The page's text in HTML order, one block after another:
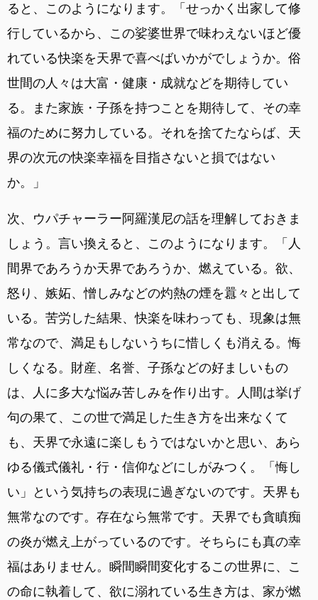
ると、このようになります。「せっかく出家して修
行しているから、この娑婆世界で味わえないほど優
れている快楽を天界で喜べばいかがでしょうか。俗
世間の人々は大富・健康・成就などを期待してい
る。また家族・子孫を持つことを期待して、その幸
福のために努力している。それを捨てたならば、天
界の次元の快楽幸福を目指さないと損ではない
か。」
次、ウパチャーラー阿羅漢尼の話を理解しておきま
しょう。言い換えると、このようになります。「人
間界であろうか天界であろうか、燃えている。欲、
怒り、嫉妬、憎しみなどの灼熱の煙を囂々と出して
いる。苦労した結果、快楽を味わっても、現象は無
常なので、満足もしないうちに惜しくも消える。悔
しくなる。財産、名誉、子孫などの好ましいもの
は、人に多大な悩み苦しみを作り出す。人間は挙げ
句の果て、この世で満足した生き方を出来なくて
も、天界で永遠に楽しもうではないかと思い、あら
ゆる儀式儀礼・行・信仰などにしがみつく。「悔し
い」という気持ちの表現に過ぎないのです。天界も
無常なのです。存在なら無常です。天界でも貪瞋痴
の炎が燃え上がっているのです。そちらにも真の幸
福はありません。瞬間瞬間変化するこの世界に、こ
の命に執着して、欲に溺れている生き方は、家が燃